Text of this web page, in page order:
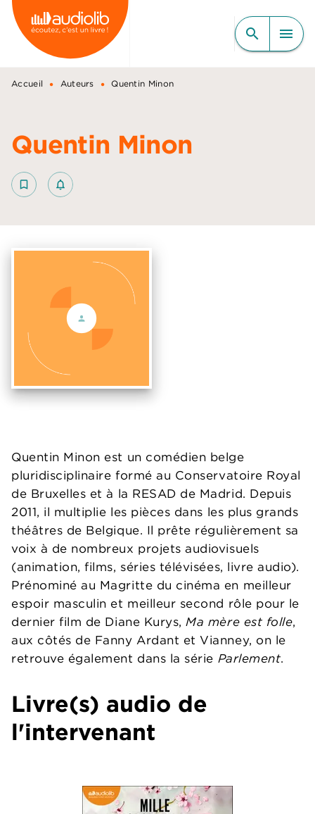
MENU RECHERCHE
CONTENU
PIED DE PAGE
search menu
Accueil • Auteurs • Quentin Minon
Quentin Minon
bookmark_border notifications_none_outlined
Quentin Minon est un comédien belge
pluridisciplinaire formé au Conservatoire Royal
de Bruxelles et à la RESAD de Madrid. Depuis
2011, il multiplie les pièces dans les plus grands
théâtres de Belgique. Il prête régulièrement sa
voix à de nombreux projets audiovisuels
(animation, films, séries télévisées, livre audio).
Prénominé au Magritte du cinéma en meilleur
espoir masculin et meilleur second rôle pour le
dernier film de Diane Kurys,Ma mère est folle,
aux côtés de Fanny Ardant et Vianney, on le
retrouve également dans la série Parlement.
Livre(s) audio de
l'intervenant